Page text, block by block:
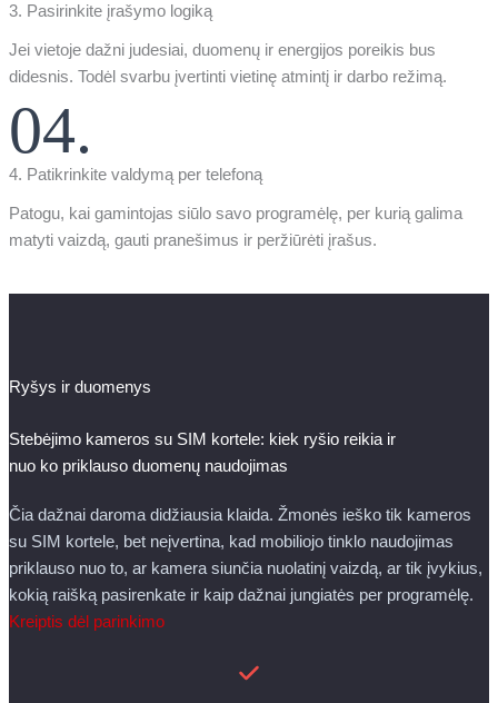
3. Pasirinkite įrašymo logiką
Jei vietoje dažni judesiai, duomenų ir energijos poreikis bus
didesnis. Todėl svarbu įvertinti vietinę atmintį ir darbo režimą.
04.
4. Patikrinkite valdymą per telefoną
Patogu, kai gamintojas siūlo savo programėlę, per kurią galima
matyti vaizdą, gauti pranešimus ir peržiūrėti įrašus.
Ryšys ir duomenys
Stebėjimo kameros su SIM kortele: kiek ryšio reikia ir
nuo ko priklauso duomenų naudojimas
Čia dažnai daroma didžiausia klaida. Žmonės ieško tik kameros
su SIM kortele, bet neįvertina, kad mobiliojo tinklo naudojimas
priklauso nuo to, ar kamera siunčia nuolatinį vaizdą, ar tik įvykius,
kokią raišką pasirenkate ir kaip dažnai jungiatės per programėlę.
Kreiptis dėl parinkimo